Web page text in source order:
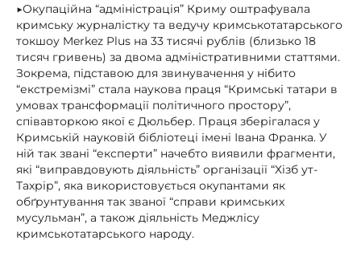
▶Окупаційна “адміністрація” Криму оштрафувала
кримську журналістку та ведучу кримськотатарського
токшоу Merkez Plus на 33 тисячі рублів (близько 18
тисяч гривень) за двома адміністративними статтями.
Зокрема, підставою для звинувачення у нібито
“екстремізмі” стала наукова праця “Кримські татари в
умовах трансформації політичного простору”,
співавторкою якої є Дюльбер. Праця зберігалася у
Кримській науковій бібліотеці імені Івана Франка. У
ній так звані “експерти” начебто виявили фрагменти,
які “виправдовують діяльність” організації “Хізб ут-
Тахрір”, яка використовується окупантами як
обґрунтування так званої “справи кримських
мусульман”, а також діяльність Меджлісу
кримськотатарського народу.